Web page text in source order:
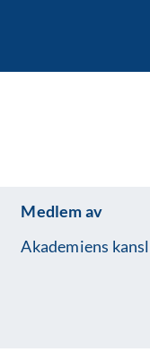
Medlem av
Akademiens